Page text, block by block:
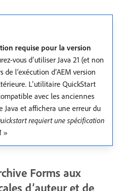
requise pour la version
vous d’utiliser Java 21 (et non
de l’exécution d’AEM version
L’utilitaire QuickStart
avec les anciennes
Java et affichera une erreur du
requiert une spécification
»
Forms aux
d’auteur et de